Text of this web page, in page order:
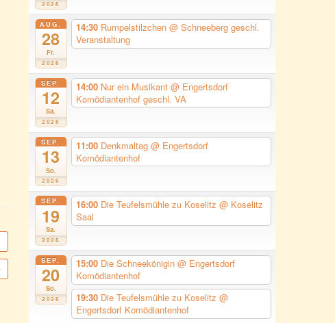
2026
AUG.
28
Fr.
2026
14:30 Rumpelstilzchen @ Schneeberg geschl.
Veranstaltung
SEP.
12
Sa.
2026
14:00 Nur ein Musikant @ Engertsdorf
Komödiantenhof geschl. VA
SEP.
13
So.
2026
11:00 Denkmaltag @ Engertsdorf
Komödiantenhof
SEP.
19
Sa.
2026
16:00 Die Teufelsmühle zu Koselitz @ Koselitz
Saal
SEP.
20
So.
2026
15:00 Die Schneekönigin @ Engertsdorf
Komödiantenhof
19:30 Die Teufelsmühle zu Koselitz @
Engertsdorf Komödiantenhof